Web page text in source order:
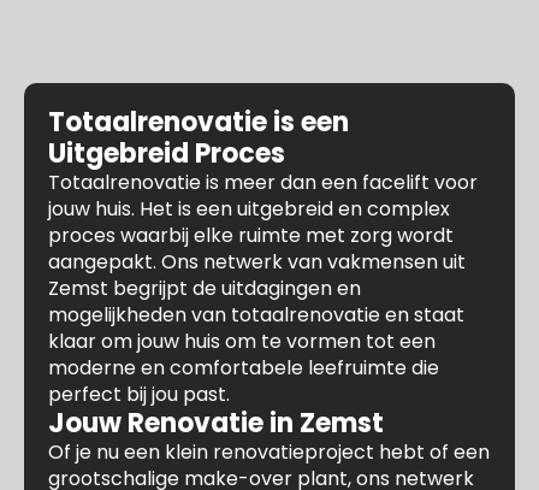
Totaalrenovatie is een
Uitgebreid Proces
Totaalrenovatie is meer dan een facelift voor
jouw huis. Het is een uitgebreid en complex
proces waarbij elke ruimte met zorg wordt
aangepakt. Ons netwerk van vakmensen uit
Zemst begrijpt de uitdagingen en
mogelijkheden van totaalrenovatie en staat
klaar om jouw huis om te vormen tot een
moderne en comfortabele leefruimte die
perfect bij jou past.
Jouw Renovatie in Zemst
Of je nu een klein renovatieproject hebt of een
grootschalige make-over plant, ons netwerk